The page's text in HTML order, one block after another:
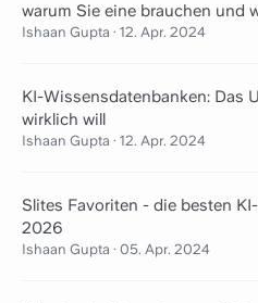
warum Sie eine brauchen und
Ishaan Gupta · 12. Apr. 2024
KI-Wissensdatenbanken: Das
wirklich will
Ishaan Gupta · 12. Apr. 2024
Slites Favoriten - die besten
2026
Ishaan Gupta · 05. Apr. 2024